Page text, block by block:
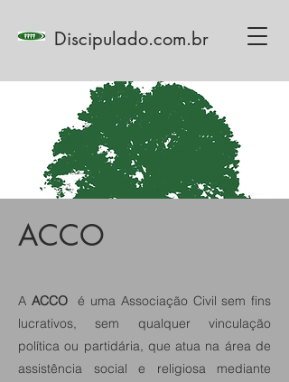
Discipulado.com.br
ACCO
A ACCO
é uma Associação Civil sem fins
lucrativos, sem qualquer vinculação
política ou partidária, que atua na área de
assistência social e religiosa mediante